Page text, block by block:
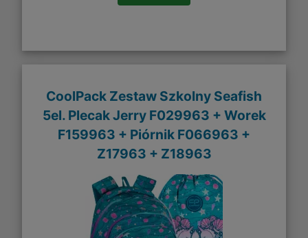
CoolPack Zestaw Szkolny Seafish
5el. Plecak Jerry F029963 + Worek
F159963 + Piórnik F066963 +
Z17963 + Z18963